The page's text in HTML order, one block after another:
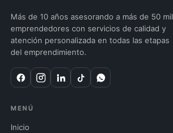
Más de 10 años asesorando a más de 50 mil
emprendedores con servicios de calidad y
atención personalizada en todas las etapas
del emprendimiento.
MENÚ
Inicio